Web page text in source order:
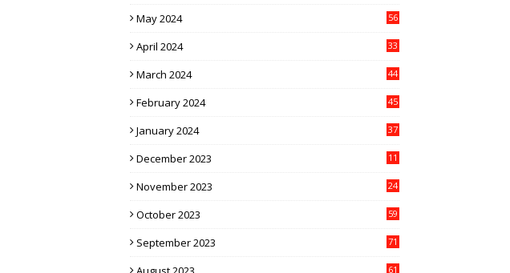
May 2024 56
April 2024 33
March 2024 44
February 2024 45
January 2024 37
December 2023 11
November 2023 24
October 2023 59
September 2023 71
61